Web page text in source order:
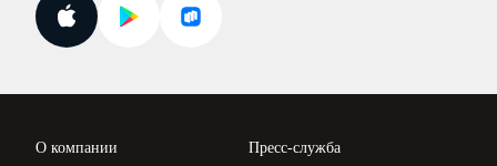
Поиск ответа на вопрос
Новости законодательства
О компании
Пресс-служба